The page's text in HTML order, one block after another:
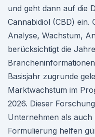
und geht dann auf die
Cannabidiol (CBD) ein.
Analyse, Wachstum,
berücksichtigt die
Basisjahr zugrunde
Marktwachstum im
2026. Dieser
Unternehmen als
Formulierung helfen